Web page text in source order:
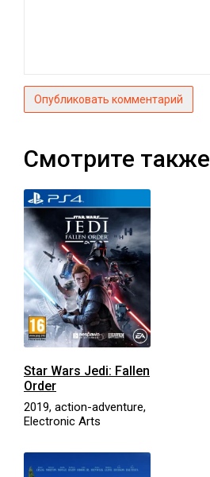
Опубликовать комментарий
Смотрите также
Star Wars Jedi: Fallen
Order
2019, action-adventure,
Electronic Arts